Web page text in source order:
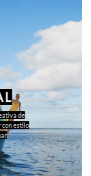
de
con estilo